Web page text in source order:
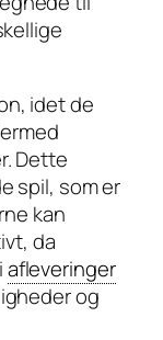
idet de
Dette
spil, som er
kan
da
afleveringer
og